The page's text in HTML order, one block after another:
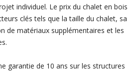
individuel. Le prix du chalet en bois
clés tels que la taille du chalet, sa
de matériaux supplémentaires et les
garantie de 10 ans sur les structures